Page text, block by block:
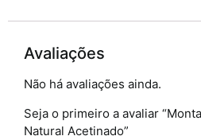
Avaliações
Não há avaliações ainda.
Seja o primeiro a avaliar
Natural Acetinado”